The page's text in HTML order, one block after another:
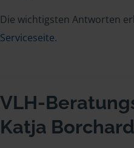
Die wichtigsten Antworten
Serviceseite.
VLH-
Katja